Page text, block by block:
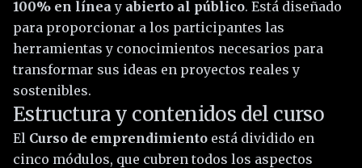
100% en líneay abierto al público. Está diseñado
para proporcionar a los participantes las
herramientas y conocimientos necesarios para
transformar sus ideas en proyectos reales y
sostenibles.
Estructura y contenidos del curso
El Curso de emprendimiento está dividido en
cinco módulos, que cubren todos los aspectos